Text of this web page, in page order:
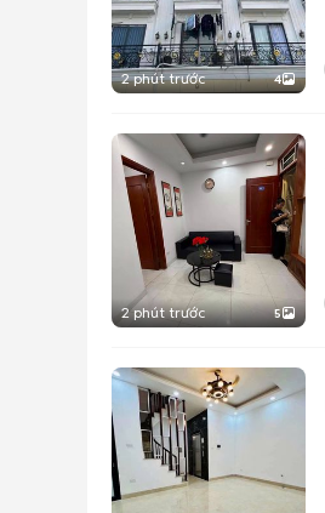
2 phút trước 4
2 phút trước 5